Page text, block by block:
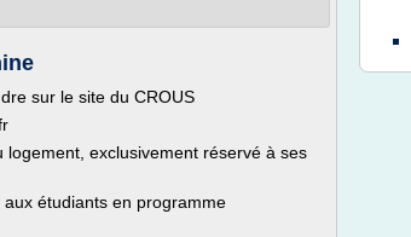
sur le site du CROUS
exclusivement réservé à ses
étudiants en programme